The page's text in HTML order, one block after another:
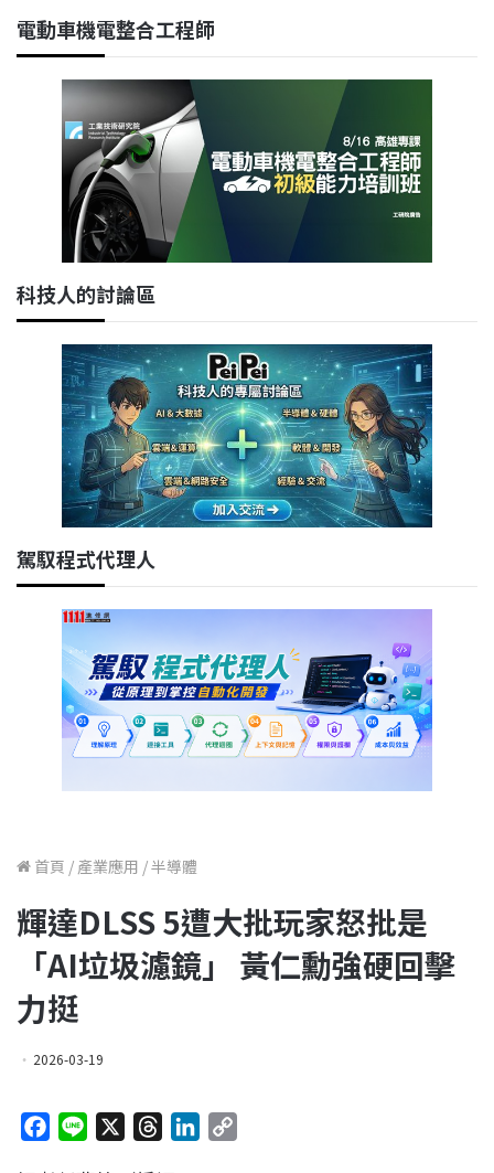
電動車機電整合工程師
科技人的討論區
駕馭程式代理人